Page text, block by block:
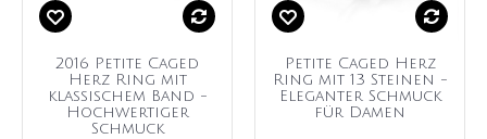
2016 Petite Caged
Herz Ring mit
klassischem Band -
Hochwertiger
Schmuck
Petite Caged Herz
Ring mit 13 Steinen -
Eleganter Schmuck
für Damen